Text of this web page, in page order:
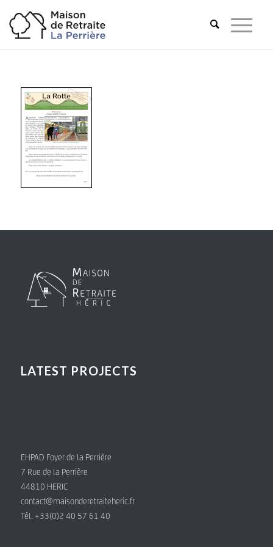
LATEST PROJECTS
EHPAD Foyer de la Perrière
7 Rue de la Perrière
44810 HERIC
contact@maisonderetraiteheric.fr
Tél. +33(0)2 40 57 61 40